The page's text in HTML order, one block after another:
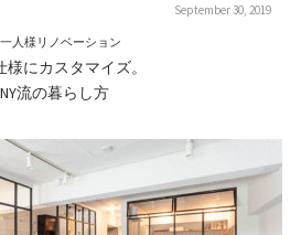
September 30, 2019
人様リノベーション
様にカスタマイズ。
NY流の暮らし方